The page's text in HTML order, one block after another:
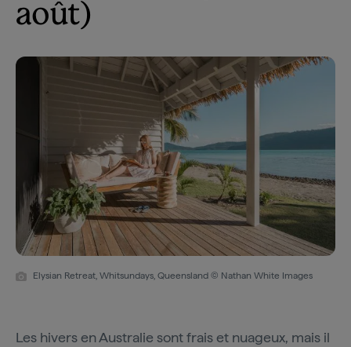
août)
Elysian Retreat, Whitsundays, Queensland © Nathan White Images
Les hivers en Australie sont frais et nuageux, mais il